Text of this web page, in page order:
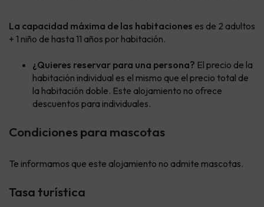
La capacidad máxima de las habitaciones es de 2 adultos
+ 1 niño de hasta 11 años por habitación.
¿Quieres reservar para una persona? El precio de la
habitación individual es el mismo que el precio total de
la habitación doble. Este alojamiento no ofrece
descuentos para individuales.
Condiciones para mascotas
Te informamos que este alojamiento no admite mascotas.
Tasa turística